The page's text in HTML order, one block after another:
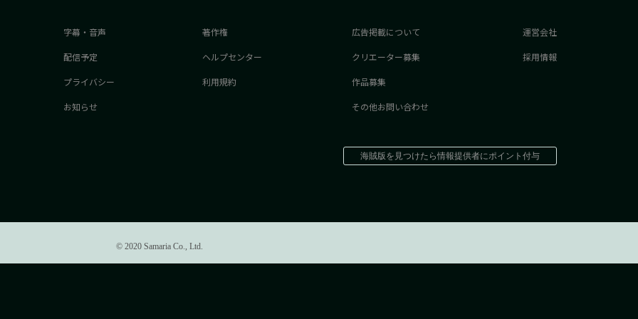
字幕・音声
配信予定
プライバシー
お知らせ
著作権
ヘルプセンター
利用規約
広告掲載について
クリエーター募集
作品募集
その他お問い合わせ
運営会社
採用情報
海賊版を見つけたら情報提供者にポイント付与
© 2020 Samaria Co., Ltd.